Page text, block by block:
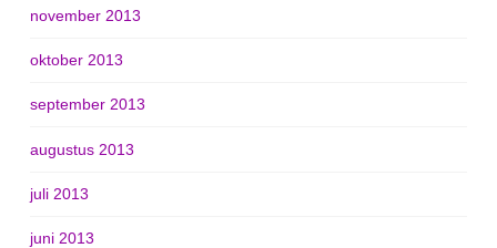
november 2013
oktober 2013
september 2013
augustus 2013
juli 2013
juni 2013